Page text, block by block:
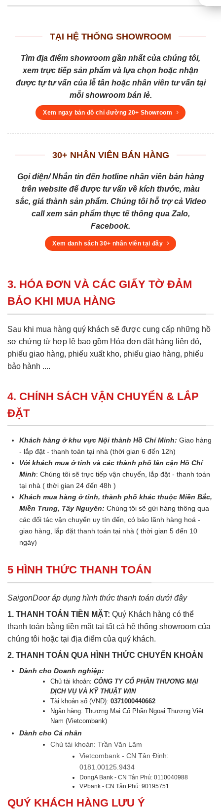
TẠI HỆ THỐNG SHOWROOM
Tìm địa điểm showroom gần nhất của chúng tôi,
xem trực tiếp sản phẩm và lựa chọn hoặc nhận
được tự tư vấn của lễ tân hoặc nhân viên tư vấn tại
mỗi showroom bán lẻ.
Xem ngay bản đồ chỉ đường 20+ Showroom
30+ NHÂN VIÊN BÁN HÀNG
Gọi điện/ Nhắn tin đến hotline nhân viên bán hàng
trên website để được tư vấn về kích thước, màu
sắc, giá thành sản phẩm. Chúng tôi hỗ trợ cả Video
call xem sản phẩm thực tế thông qua Zalo,
Facebook.
Xem danh sách 30+ nhân viên tại đây
3. HÓA ĐƠN VÀ CÁC GIẤY TỜ ĐẢM
BẢO KHI MUA HÀNG
Sau khi mua hàng quý khách sẽ được cung cấp những hồ
sơ chứng từ hợp lệ bao gồm Hóa đơn đặt hàng liên đỏ,
phiếu giao hàng, phiếu xuất kho, phiếu giao hàng, phiếu
bảo hành ....
4. CHÍNH SÁCH VẬN CHUYỂN & LẮP
ĐẶT
Khách hàng ở khu vực Nội thành Hồ Chí Minh: Giao hàng
- lắp đặt - thanh toán tại nhà (thời gian 6 đến 12h)
Với khách mua ở tỉnh và các thành phố lân cận Hồ Chí
Minh: Chúng tôi sẽ trực tiếp vận chuyển, lắp đặt - thanh toán
tại nhà ( thời gian 24 đến 48h )
Khách mua hàng ở tỉnh, thành phố khác thuộc Miền Bắc,
Miền Trung, Tây Nguyên: Chúng tôi sẽ gửi hàng thông qua
các đối tác vận chuyển uy tín đến, có bảo lãnh hàng hoá -
giao hàng, lắp đặt thanh toán tại nhà ( thời gian 5 đến 10
ngày)
5 HÌNH THỨC THANH TOÁN
SaigonDoor áp dụng hình thức thanh toán dưới đây
1. THANH TOÁN TIỀN MẶT: Quý Khách hàng có thể
thanh toán bằng tiền mặt tại tất cả hệ thống showroom của
chúng tôi hoặc tại địa điểm của quý khách.
2. THANH TOÁN QUA HÌNH THỨC CHUYỂN KHOẢN
Dành cho Doanh nghiệp:
Chủ tài khoản:CÔNG TY CỔ PHẦN THƯƠNG MẠI
DỊCH VỤ VÀ KỸ THUẬT WIN
Tài khoản số (VND):0371000440662
Ngân hàng: Thương Mại Cổ Phần Ngoại Thương Việt
Nam (Vietcombank)
Dành cho Cá nhân
Chủ tài khoản: Trần Văn Lãm
Vietcombank - CN Tân Định:
0181.00125.9434
DongA Bank - CN Tân Phú: 0110040988
VPbank - CN Tân Phú: 90195751
QUÝ KHÁCH HÀNG LƯU Ý